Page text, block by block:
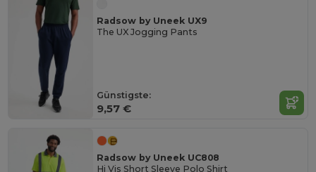
Radsow by Uneek UX9
The UX Jogging Pants
Günstigste:
9,57 €
Radsow by Uneek UC808
Hi Vis Short Sleeve Polo Shirt